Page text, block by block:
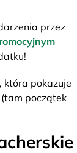
przez
która pokazuje
początek